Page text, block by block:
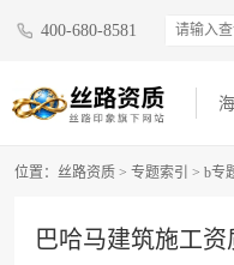
400-680-8581
位置： 丝路资质 > 专题索引 > b专
巴哈马建筑施工资